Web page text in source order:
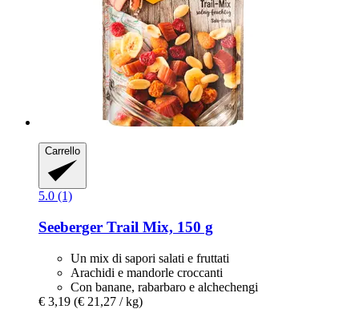
Carrello
5.0 (1)
Seeberger Trail Mix, 150 g
Un mix di sapori salati e fruttati
Arachidi e mandorle croccanti
Con banane, rabarbaro e alchechengi
€ 3,19 (€ 21,27 / kg)